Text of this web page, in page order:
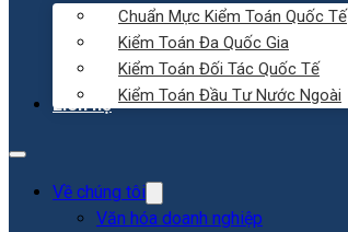
Chuẩn Mực Kiểm Toán Quốc Tế
Kiểm Toán Đa Quốc Gia
Kiểm Toán Đối Tác Quốc Tế
Kiểm Toán Đầu Tư Nước Ngoài
Liên hệ
Về chúng tôi
Văn hóa doanh nghiệp